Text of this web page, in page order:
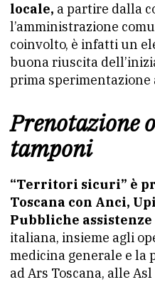
locale, a partire dalla
l’amministrazione
coinvolto, è infatti un
buona riuscita
prima sperimentazione
Prenotazione
tamponi
“Territori sicuri” è
Toscana con Anci,
Pubbliche
italiana, insieme agli
medicina generale e la
ad Ars Toscana, alle